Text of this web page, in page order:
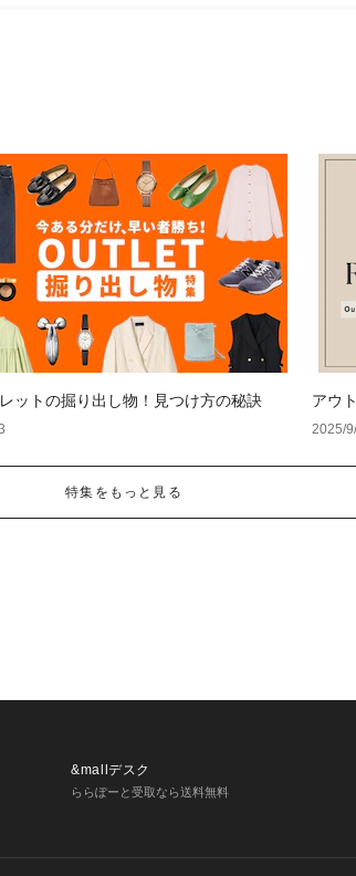
ットの掘り出し物！見つけ方の秘訣
アウ
ーア
2025/
特集をもっと見る
&mallデスク
ららぽーと受取なら送料無料